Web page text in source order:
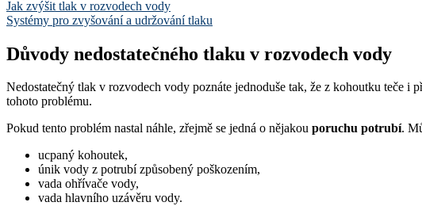
Jak zvýšit tlak v rozvodech vody
Systémy pro zvyšování a udržování tlaku
Důvody nedostatečného tlaku v rozvodech vody
Nedostatečný tlak v rozvodech vody poznáte jednoduše tak, že z kohoutku teče i
tohoto problému.
Pokud tento problém nastal náhle, zřejmě se jedná o nějakou poruchu potrubí.
ucpaný kohoutek,
únik vody z potrubí způsobený poškozením,
vada ohřívače vody,
vada hlavního uzávěru vody.